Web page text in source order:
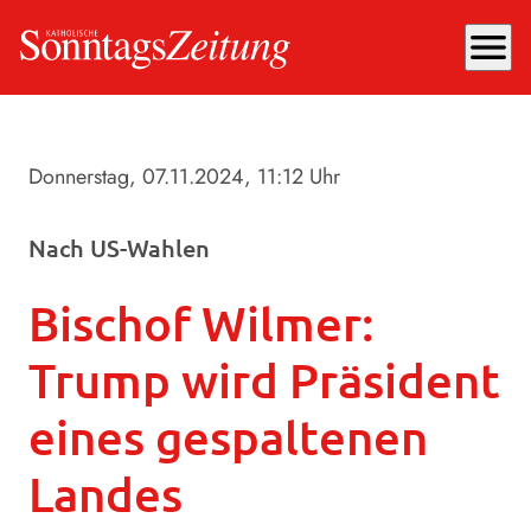
menu
Donnerstag, 07.11.2024, 11:12 Uhr
Nach US-Wahlen
Bischof Wilmer:
Trump wird Präsident
eines gespaltenen
Landes